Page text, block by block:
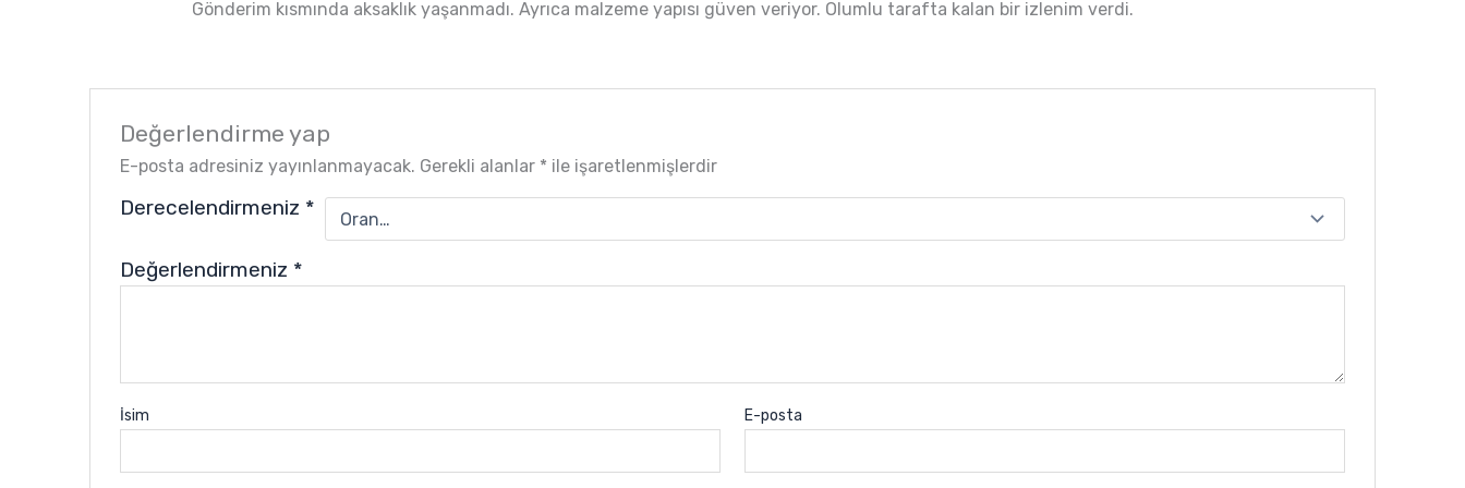
5oy aldı
Gönderim kısmında aksaklık yaşanmadı. Ayrıca malzeme yapısı güven veriyor. Olumlu tarafta kalan bir izlenim verdi.
Değerlendirme yap
E-posta adresiniz yayınlanmayacak. Gerekli alanlar * ile işaretlenmişlerdir
Derecelendirmeniz *
Değerlendirmeniz *
İsim E-posta